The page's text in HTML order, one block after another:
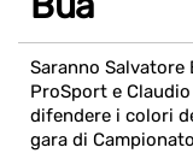
Saranno Salvatore
ProSport e
difendere i colori
gara di